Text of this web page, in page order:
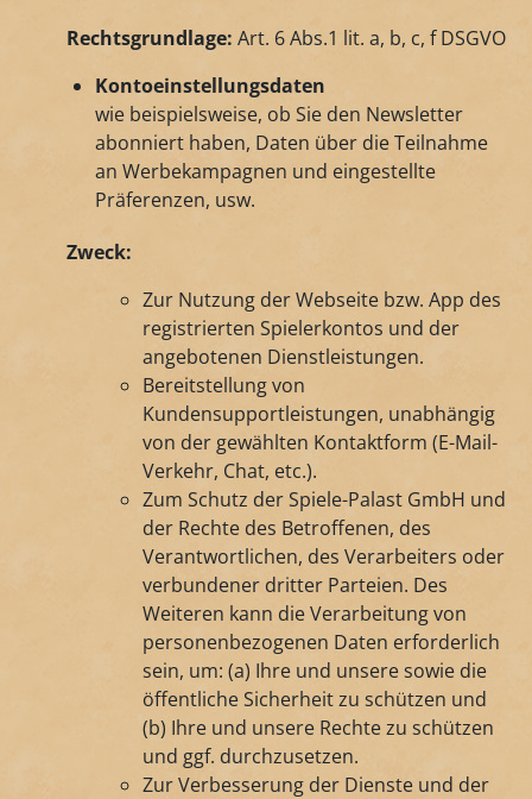
Rechtsgrundlage: Art. 6 Abs.1 lit. a, b, c, f DSGVO
Kontoeinstellungsdaten
wie beispielsweise, ob Sie den Newsletter
abonniert haben, Daten über die Teilnahme
an Werbekampagnen und eingestellte
Präferenzen, usw.
Zweck:
Zur Nutzung der Webseite bzw. App des
registrierten Spielerkontos und der
angebotenen Dienstleistungen.
Bereitstellung von
Kundensupportleistungen, unabhängig
von der gewählten Kontaktform (E-Mail-
Verkehr, Chat, etc.).
Zum Schutz der Spiele-Palast GmbH und
der Rechte des Betroffenen, des
Verantwortlichen, des Verarbeiters oder
verbundener dritter Parteien. Des
Weiteren kann die Verarbeitung von
personenbezogenen Daten erforderlich
sein, um: (a) Ihre und unsere sowie die
öffentliche Sicherheit zu schützen und
(b) Ihre und unsere Rechte zu schützen
und ggf. durchzusetzen.
Zur Verbesserung der Dienste und der